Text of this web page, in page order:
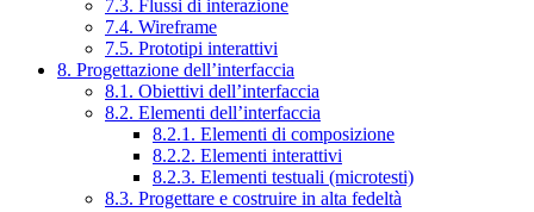
7.3. Flussi di interazione
7.4. Wireframe
7.5. Prototipi interattivi
8. Progettazione dell’interfaccia
8.1. Obiettivi dell’interfaccia
8.2. Elementi dell’interfaccia
8.2.1. Elementi di composizione
8.2.2. Elementi interattivi
8.2.3. Elementi testuali (microtesti)
8.3. Progettare e costruire in alta fedeltà